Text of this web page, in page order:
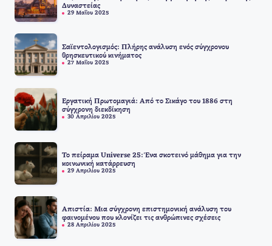
Δυναστείας
29 Μαΐου 2025
Σαϊεντολογισμός: Πλήρης ανάλυση ενός σύγχρονου
θρησκευτικού κινήματος
27 Μαΐου 2025
Εργατική Πρωτομαγιά: Από το Σικάγο του 1886 στη
σύγχρονη διεκδίκηση
30 Απριλίου 2025
Το πείραμα Universe 25: Ένα σκοτεινό μάθημα για την
κοινωνική κατάρρευση
29 Απριλίου 2025
Απιστία: Μια σύγχρονη επιστημονική ανάλυση του
φαινομένου που κλονίζει τις ανθρώπινες σχέσεις
28 Απριλίου 2025